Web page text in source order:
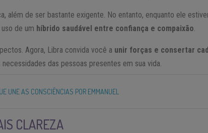
além de ser bastante exigente. No entanto, enquanto ele
de um híbrido saudável entre confiança e compaixão.
Agora, Libra convida você a unir forças e consertar
das pessoas presentes em sua vida.
UNE AS CONSCIÊNCIAS POR EMMANUEL
CLAREZA